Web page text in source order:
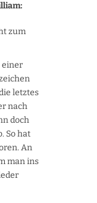
zum
einer
letztes
nach
doch
So hat
An
man ins